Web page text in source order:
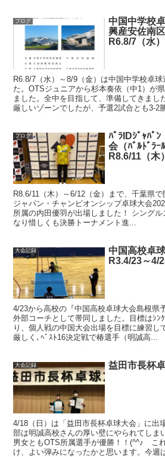
ブログ
中国中学校
興産安佐南区
R6.8/7（水
R6.8/7（水）～8/9（金）は中国中学校卓
た。OTSジュニアから杉本奏依（中1）が
ました。全中を目指して、準備してきまし
厳しいゾーンでしたが、予選2試合とも3-2
ブログ
ﾊﾟﾗIDｼﾞｬﾊﾟﾝ
会（ﾊﾞﾙﾄﾞﾗｰ
R8.6/11（木
R8.6/11（木）～6/12（金）まで、千葉県
ジャパン・チャンピオンシップ卓球大会
所属の内田優羽が出場しました！ シング
なり惜しくも決勝トーナメント進...
大会記録
中国高校卓
R3.4/23～4/
4/23から高校の『中国高校卓球大会島根県
外部コーチとして帯同しました。目標はｼﾝ
り、個人戦の中国大会出場を目標に練習し
厳しく､ﾍﾞｽﾄ16決定戦で椿選手（明誠高...
大会記録 益田市長杯
4/18（日）は「益田市長杯卓球大会」に出
部は明誠高校さんの厚い壁にやられてしま
男女ともOTS所属選手が優勝！！(^^♪ こ
け、よい弾みになったかと思います。今週